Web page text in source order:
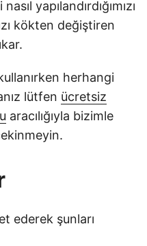
yapılandırdığımızı
kökten değiştiren
herhangi
lütfen ücretsiz
aracılığıyla bizimle
ederek şunları